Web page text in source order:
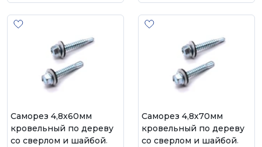
Саморез 4,8х60мм
кровельный по дереву
со сверлом и шайбой,
Саморез 4,8х70мм
кровельный по дереву
со сверлом и шайбой,